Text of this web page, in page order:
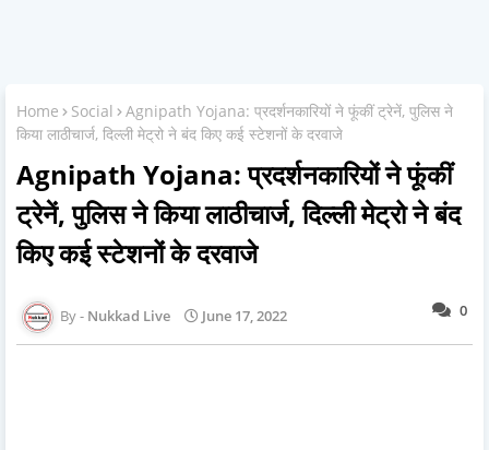
Home Social
Agnipath Yojana: प्रदर्शनकारियों ने फूंकीं ट्रेनें, पुलिस ने
किया लाठीचार्ज, दिल्ली मेट्रो ने बंद किए कई स्टेशनों के दरवाजे
Agnipath Yojana: प्रदर्शनकारियों ने फूंकीं
ट्रेनें, पुलिस ने किया लाठीचार्ज, दिल्ली मेट्रो ने बंद
किए कई स्टेशनों के दरवाजे
0
Nukkad Live June 17, 2022